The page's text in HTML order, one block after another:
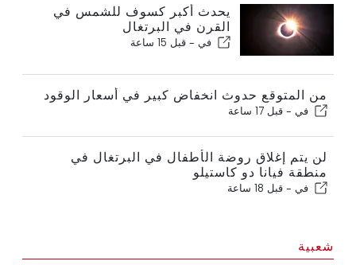
يحدث أكبر كسوف للشمس في
القرن في البرتغال
في - قبل 15 ساعة
من المتوقع حدوث انخفاض كبير في أسعار الوقود
في - قبل 17 ساعة
لن يتم إغلاق روضة الأطفال في البرتغال في
منطقة فيانا دو كاستيلو
في - قبل 18 ساعة
شعبية